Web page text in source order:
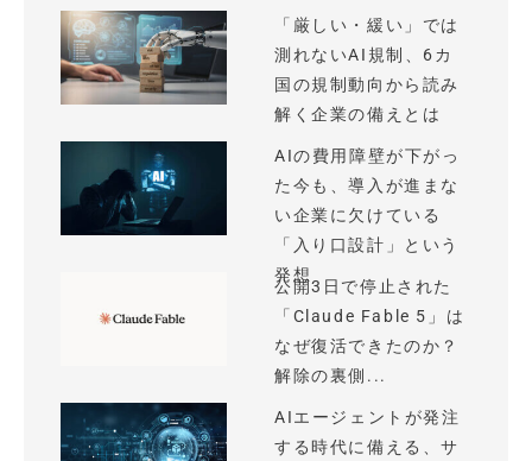
「厳しい・緩い」では
測れないAI規制、6カ
国の規制動向から読み
解く企業の備えとは
AIの費用障壁が下がっ
た今も、導入が進まな
い企業に欠けている
「入り口設計」という
発想
公開3日で停止された
「Claude Fable 5」は
なぜ復活できたのか？
解除の裏側...
AIエージェントが発注
する時代に備える、サ